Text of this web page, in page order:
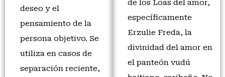
deseo y el
pensamiento de la
persona objetivo. Se
utiliza en casos de
separación reciente,
de los Loas del amor,
específicamente
Erzulie Freda, la
divinidad del amor en
el panteón vudú